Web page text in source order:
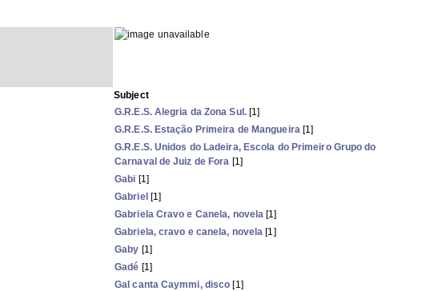
Subject
G.R.E.S. Alegria da Zona Sul.[1]
G.R.E.S. Estação Primeira de Mangueira[1]
G.R.E.S. Unidos do Ladeira, Escola do Primeiro Grupo do
Carnaval de Juiz de Fora [1]
Gabi [1]
Gabriel [1]
Gabriela Cravo e Canela, novela [1]
Gabriela, cravo e canela, novela [1]
Gaby [1]
Gadé [1]
Gal canta Caymmi, disco [1]